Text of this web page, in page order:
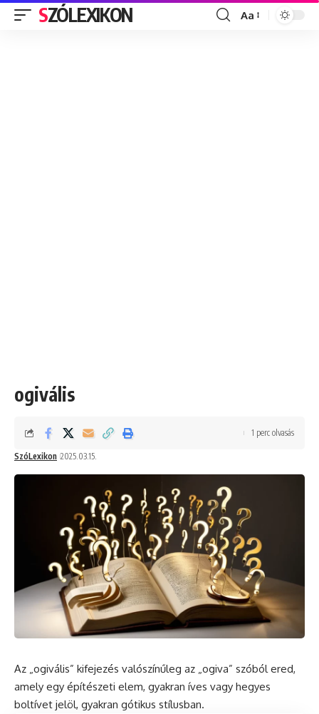
SZÓLEXIKON
Font
Aa
ogivális
SzóLexikon 2025.03.15.
1 perc olvasás
Az „ogivális” kifejezés valószínűleg az „ogiva” szóból ered,
amely egy építészeti elem, gyakran íves vagy hegyes
boltívet jelöl, gyakran gótikus stílusban.